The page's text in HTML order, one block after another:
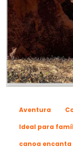
Aventura
Ideal para
canoa encanta